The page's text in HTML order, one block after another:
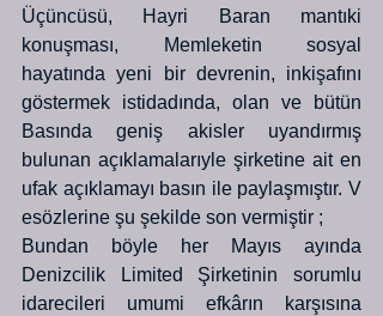
Üçüncüsü, Hayri Baran mantıki
konuşması, Memleketin sosyal
hayatında yeni bir devrenin, inkişafını
göstermek istidadında, olan ve bütün
Basında geniş akisler uyandırmış
bulunan açıklamalarıyle şirketine ait en
ufak açıklamayı basın ile paylaşmıştır. V
esözlerine şu şekilde son vermiştir ;
Bundan böyle her Mayıs ayında
Denizcilik Limited Şirketinin sorumlu
idarecileri umumi efkârın karşısına